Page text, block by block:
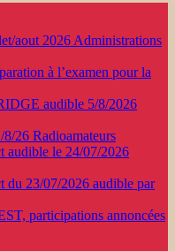
aout 2026 Administrations
à l’examen pour la
audible 5/8/2026
8/26 Radioamateurs
audible le 24/07/2026
du 23/07/2026 audible par
participations annoncées